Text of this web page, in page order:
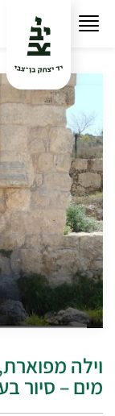
וילה
מים – סיור